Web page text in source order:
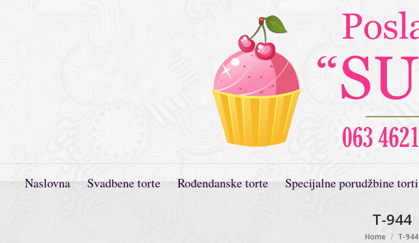
Naslovna Svadbene torte Rođendanske torte Specijalne porudžbine torti
T-944
You are here:
Home T-944